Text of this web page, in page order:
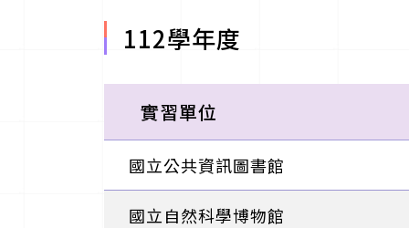
112學年度
實習單位
國立公共資訊圖書館
國立自然科學博物館